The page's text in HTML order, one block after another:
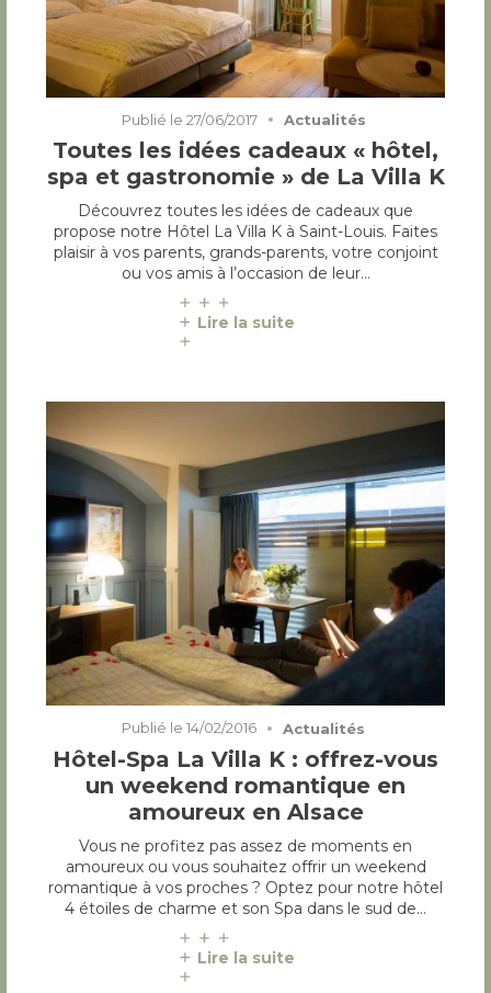
Publié le 27/06/2017 Actualités
Toutes les idées cadeaux « hôtel,
spa et gastronomie » de La Villa K
Découvrez toutes les idées de cadeaux que
propose notre Hôtel La Villa K à Saint-Louis. Faites
plaisir à vos parents, grands-parents, votre conjoint
ou vos amis à l’occasion de leur…
Lire la suite
Publié le 14/02/2016 Actualités
Hôtel-Spa La Villa K : offrez-vous
un weekend romantique en
amoureux en Alsace
Vous ne profitez pas assez de moments en
amoureux ou vous souhaitez offrir un weekend
romantique à vos proches ? Optez pour notre hôtel
4 étoiles de charme et son Spa dans le sud de…
Lire la suite